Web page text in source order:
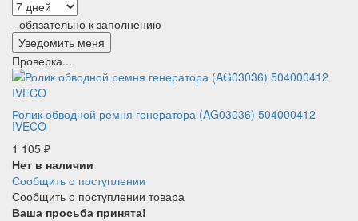
- обязательно к заполнению
Проверка...
Ролик обводной ремня генератора (AG03036) 504000412
IVECO
1 105 ₽
Нет в наличии
Сообщить о поступлении
Сообщить о поступлении товара
Ваша просьба принята!